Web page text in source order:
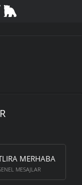
MERHABA
MESAJLAR